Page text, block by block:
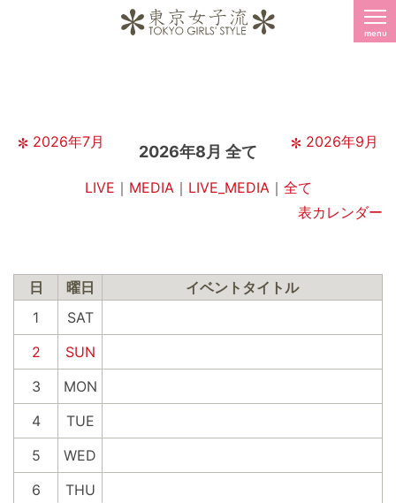
menu
2026年7月 2026年9月
2026年8月 全て
LIVE ｜ MEDIA｜ LIVE_MEDIA｜ 全て
表カレンダー
日 曜日
イベントタイトル
1
SAT
2
SUN
3
MON
4
TUE
5
WED
6
THU